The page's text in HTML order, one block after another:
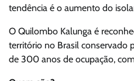
tendência é o aumento do
O Quilombo Kalunga é
território no Brasil conservado
de 300 anos de ocupação,